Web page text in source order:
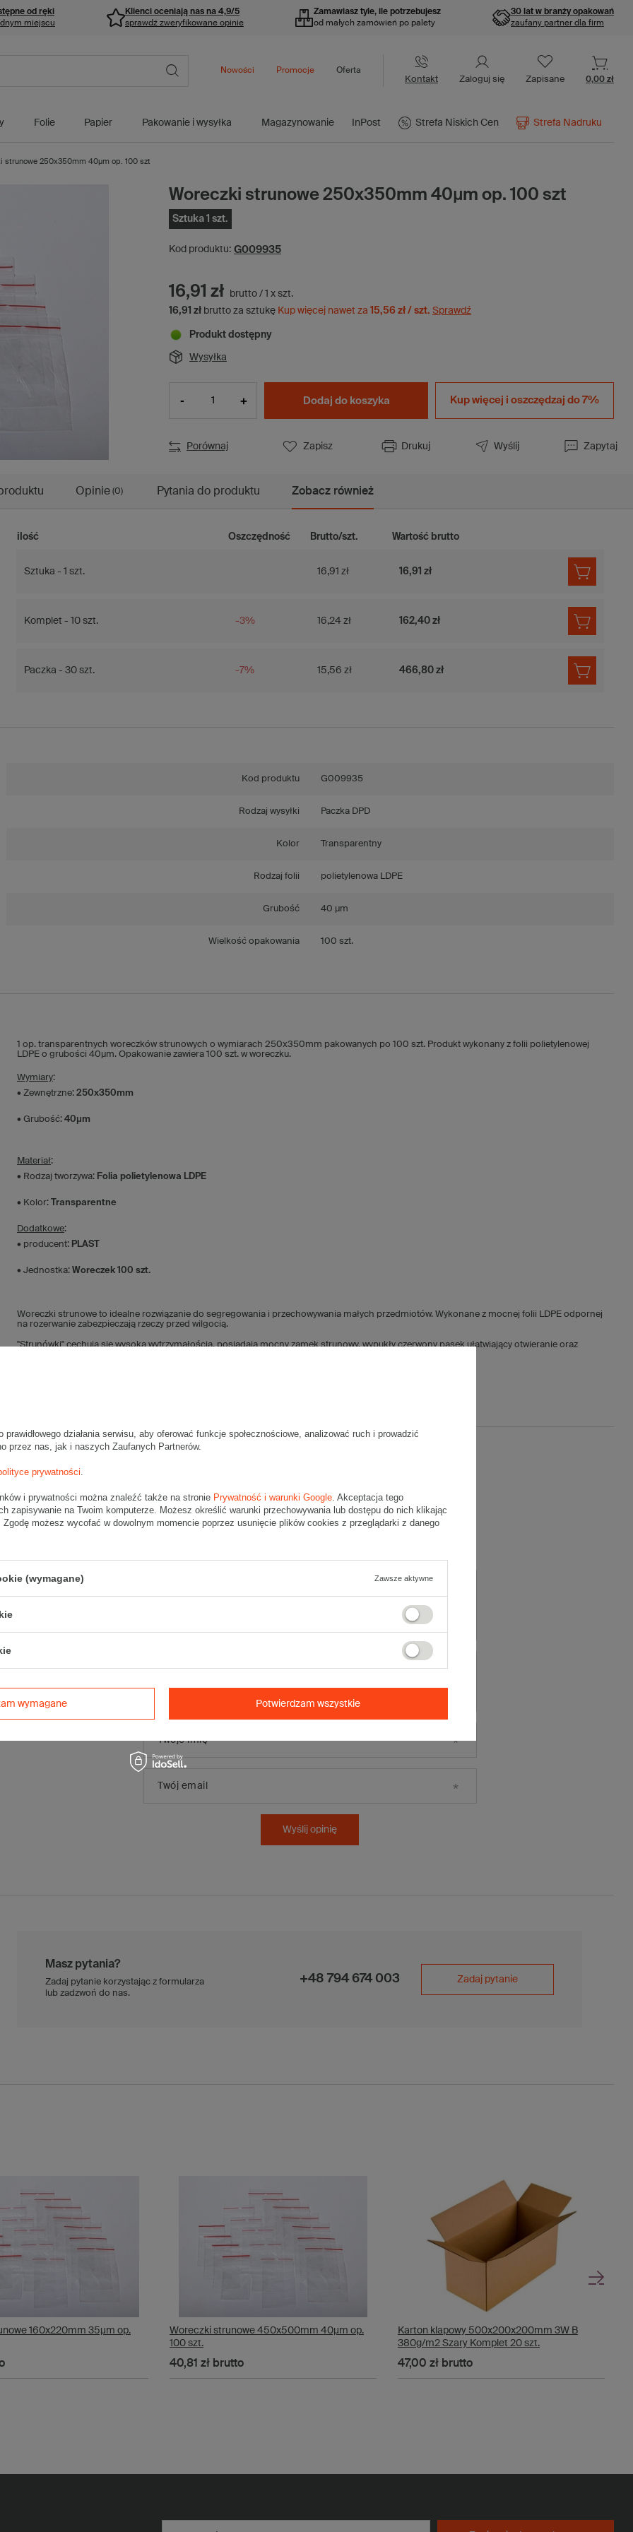
od ręki
miejscu
Klienci oceniają nas na 4,9/5
sprawdź zweryfikowane opinie
Zamawiasz tyle, ile potrzebujesz
od małych zamówień po palety
30 lat w branży opakowań
zaufany partner dla firm
Kontakt Zaloguj się Zapisane 0,00 zł
Folie Papier Pakowanie i wysyłka Magazynowanie InPost Strefa Niskich Cen Strefa Nadruku
Nowości Promocje Oferta
strunowe 250x350mm 40µm op. 100 szt
Woreczki strunowe 250x350mm 40µm op. 100 szt
Sztuka 1 szt.
Kod produktu: G009935
16,91 zł brutto / 1 x szt.
16,91 zł brutto za sztukę Kup więcej nawet za 15,56 zł / szt. Sprawdź
Produkt dostępny
Wysyłka
- + Dodaj do koszyka Kup więcej i oszczędzaj do 7%
Porównaj Zapisz Drukuj Wyślij Zapytaj
Opinie (0) Pytania do produktu Zobacz również
ilość Oszczędność Brutto/szt. Wartość brutto
Sztuka - 1 szt. 16,91 zł 16,91 zł
Komplet - 10 szt. -3% 16,24 zł 162,40 zł
Paczka - 30 szt. -7% 15,56 zł 466,80 zł
Kod produktu G009935
Rodzaj wysyłki Paczka DPD
Kolor Transparentny
Rodzaj folii polietylenowa LDPE
Grubość 40 µm
Wielkość opakowania 100 szt.
1 op. transparentnych woreczków strunowych o wymiarach 250x350mm pakowanych po 100 szt. Produkt wykonany z folii polietylenowej
LDPE o grubości 40µm. Opakowanie zawiera 100 szt. w woreczku.
Wymiary:
• Zewnętrzne: 250x350mm
• Grubość: 40µm
Materiał:
• Rodzaj tworzywa: Folia polietylenowa LDPE
• Kolor: Transparentne
Dodatkowe:
• producent: PLAST
• Jednostka: Woreczek 100 szt.
Woreczki strunowe to idealne rozwiązanie do segregowania i przechowywania małych przedmiotów. Wykonane z mocnej folii LDPE odpornej
na rozerwanie zabezpieczają rzeczy przed wilgocią.
"Strunówki" cechują się wysoką wytrzymałością, posiadają mocny zamek strunowy, wypukły czerwony pasek ułatwiający otwieranie oraz
Twoja ocena:
5/5
Treść twojej opinii
Dodaj własne
Twoje imię
Twój email
Wyślij opinię
Masz pytania?
Zadaj pytanie korzystając z formularza
lub zadzwoń do nas.
+48 794 674 003 Zadaj pytanie
160x220mm 35µm op.
Woreczki strunowe 450x500mm 40µm op.
100 szt.
40,81 zł brutto
Karton klapowy 500x200x200mm 3W B
380g/m2 Szary Komplet 20 szt.
47,00 zł brutto
działania serwisu, aby oferować funkcje społecznościowe, analizować ruch i prowadzić
przez nas, jak i naszych Zaufanych Partnerów.
prywatności.
i prywatności można znaleźć także na stronie Prywatność i warunki Google. Akceptacja tego
zapisywanie na Twoim komputerze. Możesz określić warunki przechowywania lub dostępu do nich klikając
Zgodę możesz wycofać w dowolnym momencie poprzez usunięcie plików cookies z przeglądarki z danego
(wymagane) Zawsze aktywne
wymagane Potwierdzam wszystkie